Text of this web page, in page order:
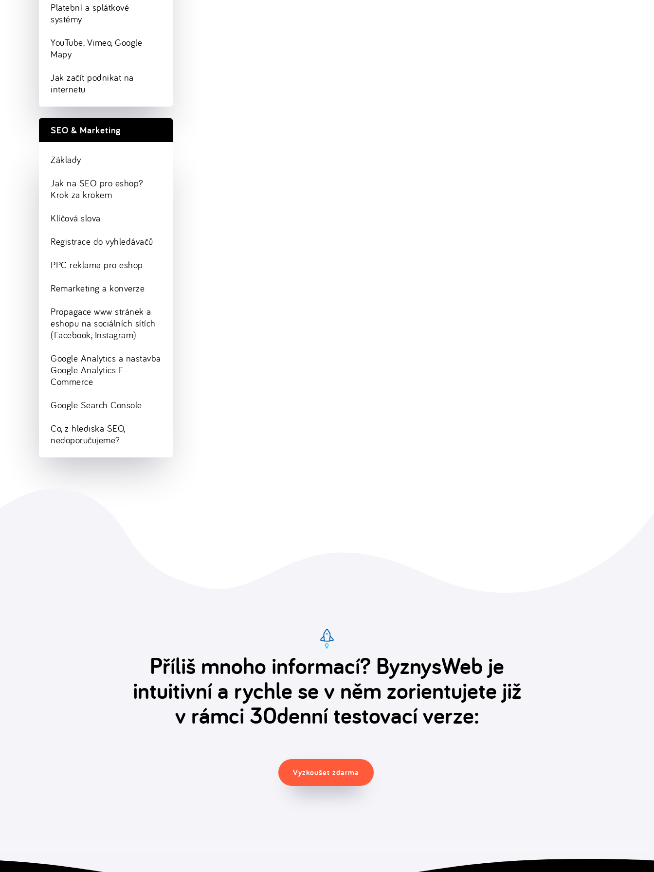
Platební a splátkové
systémy
YouTube, Vimeo, Google
Mapy
Jak začít podnikat na
internetu
SEO & Marketing
Základy
Jak na SEO pro eshop?
Krok za krokem
Klíčová slova
Registrace do vyhledávačů
PPC reklama pro eshop
Remarketing a konverze
Propagace www stránek a
eshopu na sociálních sítích
(Facebook, Instagram)
Google Analytics a nastavba
Google Analytics E-
Commerce
Google Search Console
Co, z hlediska SEO,
nedoporučujeme?
Příliš mnoho informací? ByznysWeb je
intuitivní a rychle se v něm zorientujete již
v rámci 30denní testovací verze:
Vyzkoušet zdarma